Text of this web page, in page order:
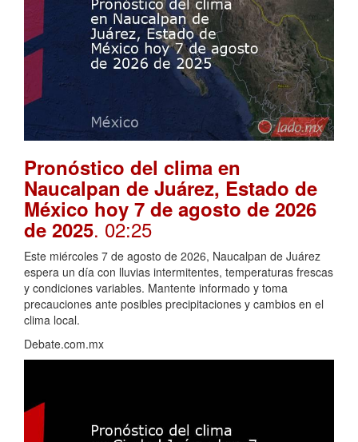
Pronóstico del clima en
Naucalpan de Juárez, Estado de
México hoy 7 de agosto de 2026
de 2025. 02:25
Este miércoles 7 de agosto de 2026, Naucalpan de Juárez
espera un día con lluvias intermitentes, temperaturas frescas
y condiciones variables. Mantente informado y toma
precauciones ante posibles precipitaciones y cambios en el
clima local.
Debate.com.mx